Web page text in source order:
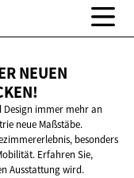
NEUEN
Design immer mehr an
neue Maßstäbe.
besonders
Erfahren Sie,
Ausstattung wird.